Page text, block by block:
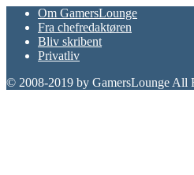
Om GamersLounge
Fra chefredaktøren
Bliv skribent
Privatliv
© 2008-2019 by GamersLounge All